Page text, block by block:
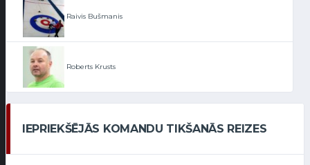
Raivis Bušmanis
Roberts Krusts
IEPRIEKŠĒJĀS KOMANDU TIKŠANĀS REIZES